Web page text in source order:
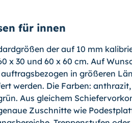
für innen
der auf 10 mm
x 30 und 60 x 60 cm. Auf
in größeren
werden. Die Farben:
Aus gleichem
Zuschnitte wie